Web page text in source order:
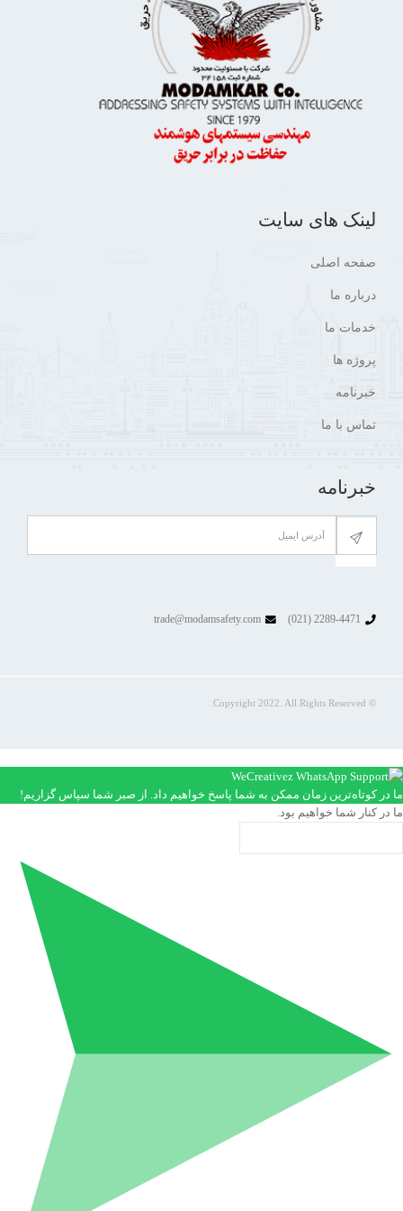
لینک های سایت
صفحه اصلی
درباره ما
خدمات ما
پروژه ها
خبرنامه
تماس با ما
خبرنامه
trade@modamsafety.com
© Copyright 2022. All Rights Reserved.
ما در کوتاه‌ترین زمان ممکن به شما پاسخ خواهیم داد. از صبر شما سپاس گزاریم!
ما در کنار شما خواهیم بود.